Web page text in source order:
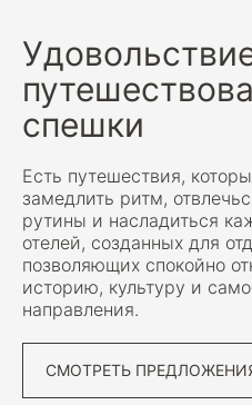
спешки
Есть путешествия,
замедлить ритм,
рутины и насладиться
отелей, созданных для
позволяющих спокойно
историю, культуру и
направления.
СМОТРЕТЬ